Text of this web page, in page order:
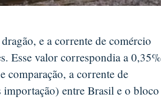
e a corrente de comércio
Esse valor correspondia a 0,35%
comparação, a corrente de
entre Brasil e o bloco